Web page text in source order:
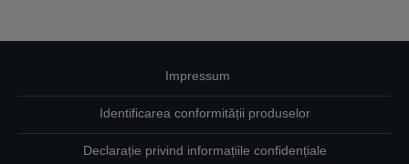
Impressum
Identificarea conformității produselor
Declarație privind informațiile confidențiale